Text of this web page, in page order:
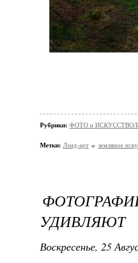
Рубрики: ФОТО и ИСКУССТВО/
Метки: Лэнд-арт земляное
УДИВЛЯЮТ
Воскресенье, 25